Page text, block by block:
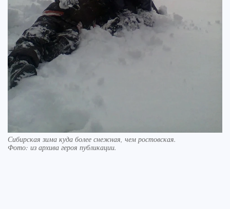
Сибирская зима куда более снежная, чем ростовская.
Фото: из архива героя публикации.